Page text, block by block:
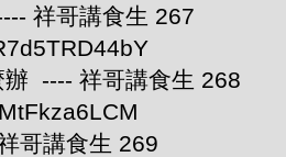
祥哥講食生 267
辦 ---- 祥哥講食生 268
哥講食生 269